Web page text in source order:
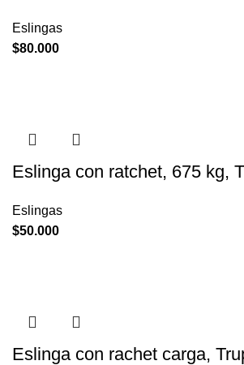
Eslingas
$80.000
Eslinga con ratchet, 675 kg,
Eslingas
$50.000
Eslinga con rachet carga,